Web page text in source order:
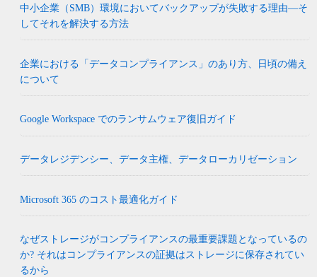
中小企業（SMB）環境においてバックアップが失敗する理由―そ
してそれを解決する方法
企業における「データコンプライアンス」のあり方、日頃の備え
について
Google Workspace でのランサムウェア復旧ガイド
データレジデンシー、データ主権、データローカリゼーション
Microsoft 365 のコスト最適化ガイド
なぜストレージがコンプライアンスの最重要課題となっているの
か? それはコンプライアンスの証拠はストレージに保存されてい
るから